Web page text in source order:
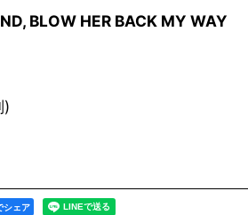
BLOW HER BACK MY WAY
)
シェア